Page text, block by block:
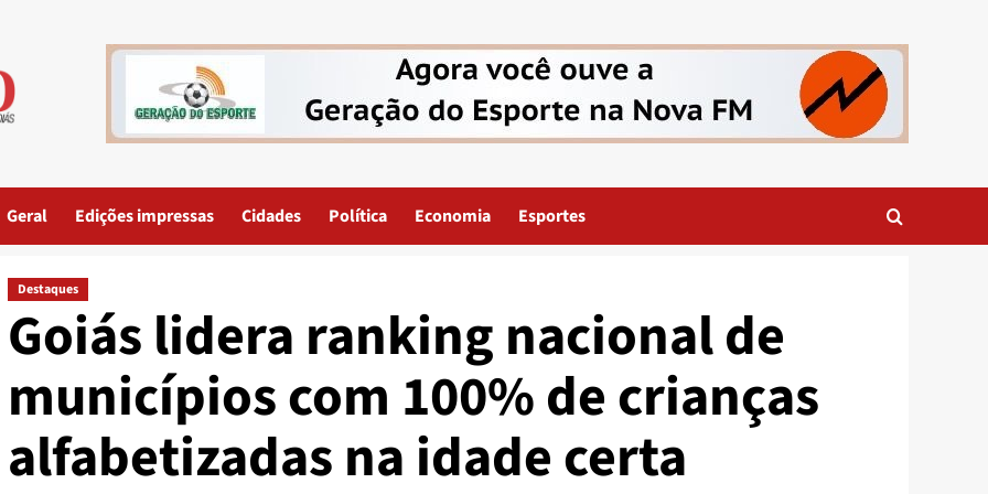
Geral Edições impressas Cidades Política Economia Esportes
Destaques
Goiás lidera ranking nacional de
municípios com 100% de crianças
alfabetizadas na idade certa